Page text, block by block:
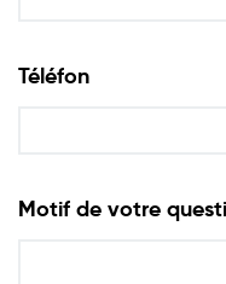
Téléfon
Motif de votre